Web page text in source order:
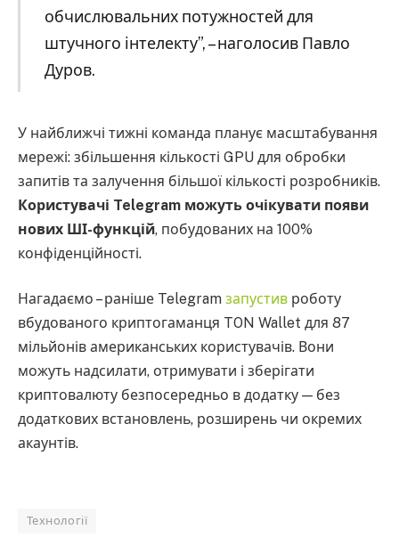
обчислювальних потужностей для
штучного інтелекту”, – наголосив Павло
Дуров.
У найближчі тижні команда планує масштабування
мережі: збільшення кількості GPU для обробки
запитів та залучення більшої кількості розробників.
Користувачі Telegram можуть очікувати появи
нових ШІ-функцій, побудованих на 100%
конфіденційності.
Нагадаємо – раніше Telegram запустив роботу
вбудованого криптогаманця TON Wallet для 87
мільйонів американських користувачів. Вони
можуть надсилати, отримувати і зберігати
криптовалюту безпосередньо в додатку — без
додаткових встановлень, розширень чи окремих
акаунтів.
Технології